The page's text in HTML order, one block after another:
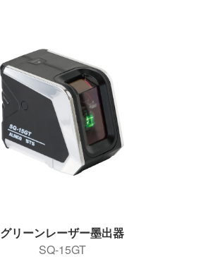
グリーンレーザー墨出器
SQ-15GT